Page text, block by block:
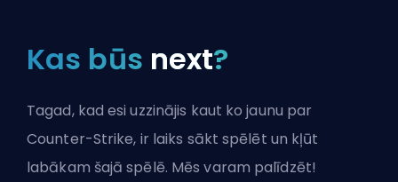
Kas būs next?
Tagad, kad esi uzzinājis kaut ko jaunu par
Counter-Strike, ir laiks sākt spēlēt un kļūt
labākam šajā spēlē. Mēs varam palīdzēt!